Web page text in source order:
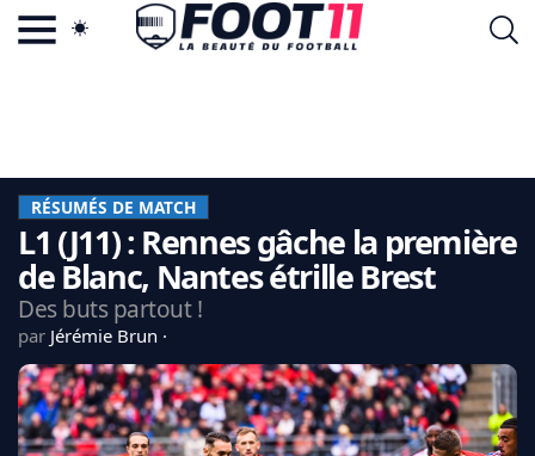
LA CHARTE
VIE PRIVÉE
CGU
CONTACTEZ-NOUS
MERCATO
CDM 2026
EDF
RÉSUMÉS DE MATCH
L1 (J11) : Rennes gâche la première
de Blanc, Nantes étrille Brest
Des buts partout !
par Jérémie Brun